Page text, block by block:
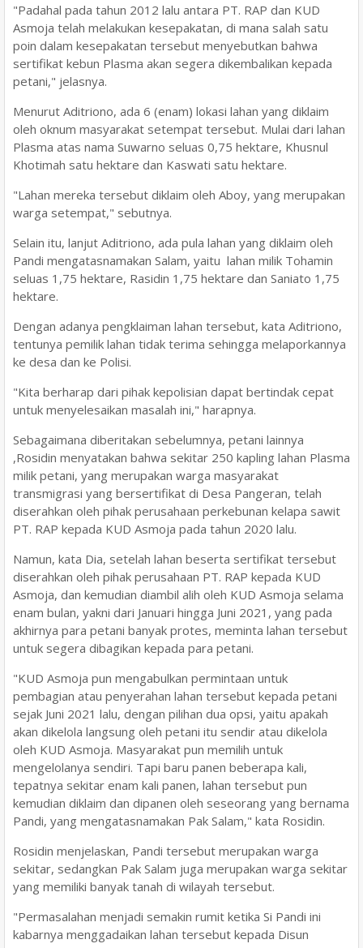
"Padahal pada tahun 2012 lalu antara PT. RAP dan KUD
Asmoja telah melakukan kesepakatan, di mana salah satu
poin dalam kesepakatan tersebut menyebutkan bahwa
sertifikat kebun Plasma akan segera dikembalikan kepada
petani," jelasnya.
Menurut Aditriono, ada 6 (enam) lokasi lahan yang diklaim
oleh oknum masyarakat setempat tersebut. Mulai dari lahan
Plasma atas nama Suwarno seluas 0,75 hektare, Khusnul
Khotimah satu hektare dan Kaswati satu hektare.
"Lahan mereka tersebut diklaim oleh Aboy, yang merupakan
warga setempat," sebutnya.
Selain itu, lanjut Aditriono, ada pula lahan yang diklaim oleh
Pandi mengatasnamakan Salam, yaitu lahan milik Tohamin
seluas 1,75 hektare, Rasidin 1,75 hektare dan Saniato 1,75
hektare.
Dengan adanya pengklaiman lahan tersebut, kata Aditriono,
tentunya pemilik lahan tidak terima sehingga melaporkannya
ke desa dan ke Polisi.
"Kita berharap dari pihak kepolisian dapat bertindak cepat
untuk menyelesaikan masalah ini," harapnya.
Sebagaimana diberitakan sebelumnya, petani lainnya
,Rosidin menyatakan bahwa sekitar 250 kapling lahan Plasma
milik petani, yang merupakan warga masyarakat
transmigrasi yang bersertifikat di Desa Pangeran, telah
diserahkan oleh pihak perusahaan perkebunan kelapa sawit
PT. RAP kepada KUD Asmoja pada tahun 2020 lalu.
Namun, kata Dia, setelah lahan beserta sertifikat tersebut
diserahkan oleh pihak perusahaan PT. RAP kepada KUD
Asmoja, dan kemudian diambil alih oleh KUD Asmoja selama
enam bulan, yakni dari Januari hingga Juni 2021, yang pada
akhirnya para petani banyak protes, meminta lahan tersebut
untuk segera dibagikan kepada para petani.
"KUD Asmoja pun mengabulkan permintaan untuk
pembagian atau penyerahan lahan tersebut kepada petani
sejak Juni 2021 lalu, dengan pilihan dua opsi, yaitu apakah
akan dikelola langsung oleh petani itu sendir atau dikelola
oleh KUD Asmoja. Masyarakat pun memilih untuk
mengelolanya sendiri. Tapi baru panen beberapa kali,
tepatnya sekitar enam kali panen, lahan tersebut pun
kemudian diklaim dan dipanen oleh seseorang yang bernama
Pandi, yang mengatasnamakan Pak Salam," kata Rosidin.
Rosidin menjelaskan, Pandi tersebut merupakan warga
sekitar, sedangkan Pak Salam juga merupakan warga sekitar
yang memiliki banyak tanah di wilayah tersebut.
"Permasalahan menjadi semakin rumit ketika Si Pandi ini
kabarnya menggadaikan lahan tersebut kepada Disun